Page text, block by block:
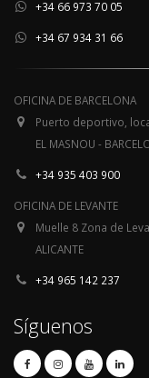
+34 66 973 70 05
+34 67 934 31 66
OFICINA DE BARCELONA
Puerto deportivo,
EL MASNOU -
+34 935 403 900
OFICINA DE LEVANTE
Muelle 8 Zona de
ALICANTE
+34 965 142 237
Síguenos